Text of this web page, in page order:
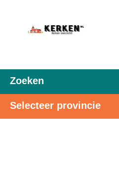
Zoeken
Selecteer provincie